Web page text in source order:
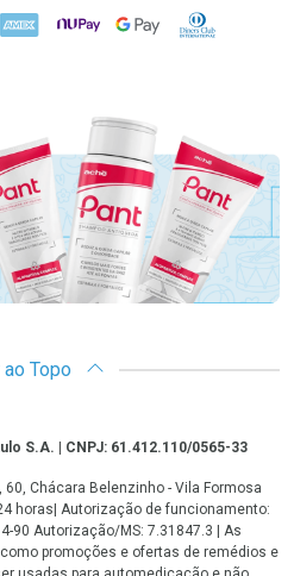
AMEX NuPay Google PayDiners Club
Topo
S.A. | CNPJ: 61.412.110/0565-33
60, Chácara Belenzinho - Vila Formosa
horas| Autorização de funcionamento:
90 Autorização/MS: 7.31847.3 | As
promoções e ofertas de remédios e